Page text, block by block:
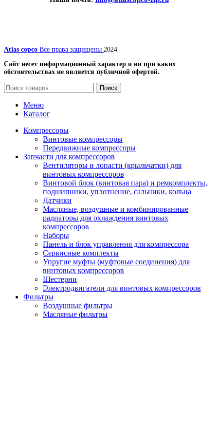
Atlas copco Все права защищены 2024
Сайт несет информационный характер и ни при каких
обстоятельствах не является публичной офертой.
Поиск
Меню
Каталог
Компрессоры
Винтовые компрессоры
Передвижные компрессоры
Запчасти для компрессоров
Вентиляторы и лопасти (крыльчатки) для
винтовых компрессоров
Винтовой блок (винтовая пара) и ремкомплекты,
подшипники, уплотнение, сальники, кольца
Датчики
Масляные, воздушные и комбинированные
радиаторы для охлаждения винтовых
компрессоров
Наборы
Панель и блок управления для компрессора
Сервисные комплекты
Упругие муфты (муфтовые соединения) для
винтовых компрессоров
Шестерни
Электродвигатели для винтовых компрессоров
Фильтры
Воздушные фильтры
Масляные фильтры